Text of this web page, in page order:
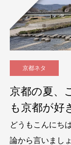
京都ネタ
京都の夏、
も京都が好
どうもこんにち
論から言いま